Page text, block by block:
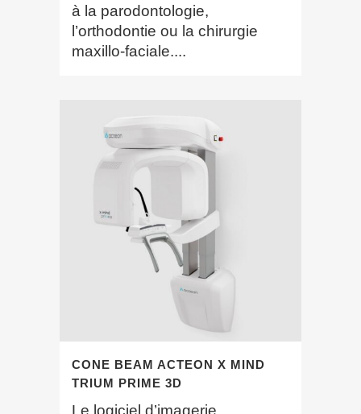
à la parodontologie,
l’orthodontie ou la chirurgie
maxillo-faciale....
CONE BEAM ACTEON X MIND
TRIUM PRIME 3D
Le logiciel d’imagerie